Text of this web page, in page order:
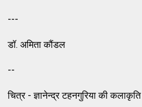
---
डॉ. अमिता कौंडल
--
चित्र - ज्ञानेन्द्र टहनगुरिया की कलाकृति